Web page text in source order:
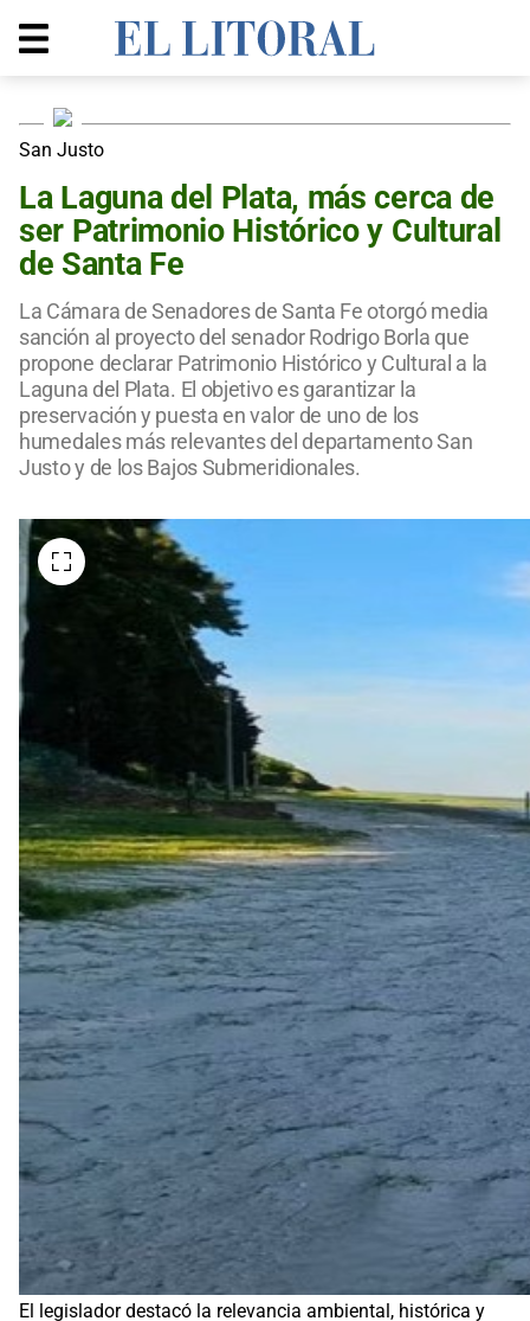
San Justo
La Laguna del Plata, más cerca de
ser Patrimonio Histórico y Cultural
de Santa Fe
La Cámara de Senadores de Santa Fe otorgó media
sanción al proyecto del senador Rodrigo Borla que
propone declarar Patrimonio Histórico y Cultural a la
Laguna del Plata. El objetivo es garantizar la
preservación y puesta en valor de uno de los
humedales más relevantes del departamento San
Justo y de los Bajos Submeridionales.
El legislador destacó la relevancia ambiental, histórica y